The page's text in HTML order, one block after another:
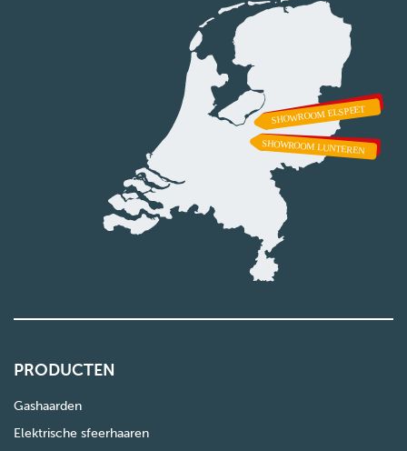
PRODUCTEN
Gashaarden
Elektrische sfeerhaaren